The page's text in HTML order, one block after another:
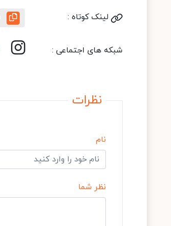
لینک کوتاه :
شبکه های اجتماعی :
نظرات
نام
نظر شما